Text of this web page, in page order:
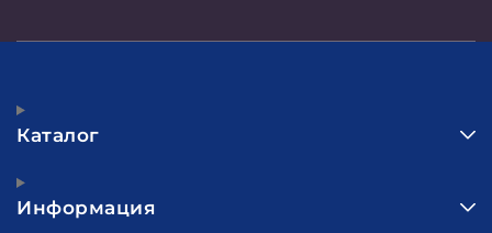
Каталог
Информация